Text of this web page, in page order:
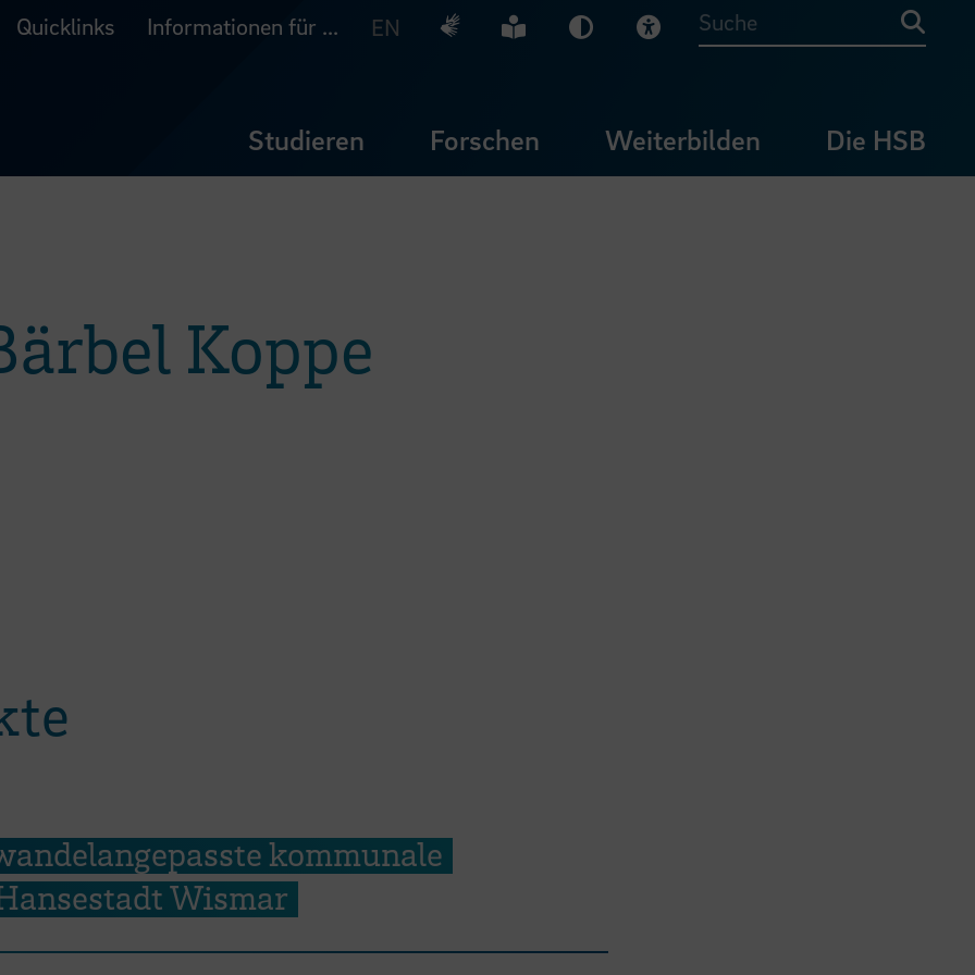
Quicklinks Informationen für ... EN Deutsche Gebärdensprache
Leichte Sprache
Dunkel-Modus
Visuelle Hilfe
Suche
Studieren Forschen Weiterbilden Die HSB
Koppe
kommunale
Wismar